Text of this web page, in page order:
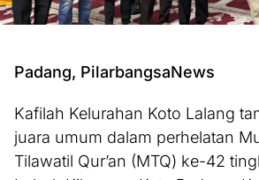
Padang, PilarbangsaNews
Kafilah Kelurahan Koto Lalang
juara umum dalam perhelatan
Tilawatil Qur’an (MTQ) ke-42